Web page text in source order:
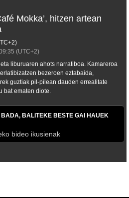
Mokka’, hitzen artean
(UTC+2)
liburuaren ahots narratiboa. Kamareroa
bezeroen eztabaida,
guztiak pil-pilean dauden errealitate
bat ematen diote.
BALITEKE BESTE GAI HAUEK
bideo ikusienak